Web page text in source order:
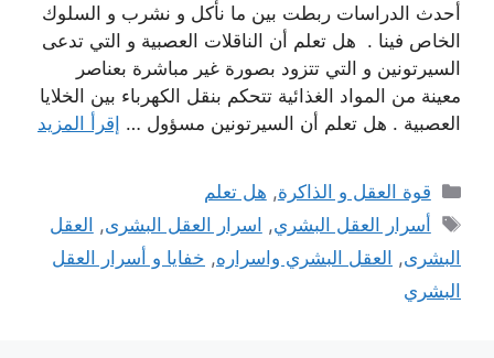
أحدث الدراسات ربطت بين ما نأكل و نشرب و السلوك
الخاص فينا . هل تعلم أن الناقلات العصبية و التي تدعى
السيرتونين و التي تتزود بصورة غير مباشرة بعناصر
معينة من المواد الغذائية تتحكم بنقل الكهرباء بين الخلايا
العصبية . هل تعلم أن السيرتونين مسؤول … إقرأ المزيد
التصنيفات
قوة العقل و الذاكرة, هل تعلم
الوسوم
أسرار العقل البشري, اسرار العقل البشرى, العقل
البشرى, العقل البشري واسراره, خفايا و أسرار العقل
البشري